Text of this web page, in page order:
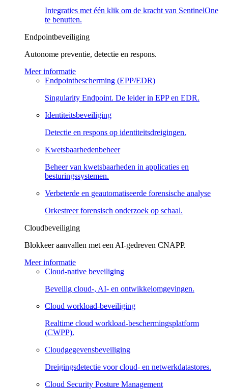
Integraties met één klik om de kracht van SentinelOne
te benutten.
Endpointbeveiliging
Autonome preventie, detectie en respons.
Meer informatie
Endpointbescherming (EPP/EDR)
Singularity Endpoint. De leider in EPP en EDR.
Identiteitsbeveiliging
Detectie en respons op identiteitsdreigingen.
Kwetsbaarhedenbeheer
Beheer van kwetsbaarheden in applicaties en
besturingssystemen.
Verbeterde en geautomatiseerde forensische analyse
Orkestreer forensisch onderzoek op schaal.
Cloudbeveiliging
Blokkeer aanvallen met een AI-gedreven CNAPP.
Meer informatie
Cloud-native beveiliging
Beveilig cloud-, AI- en ontwikkelomgevingen.
Cloud workload-beveiliging
Realtime cloud workload-beschermingsplatform
(CWPP).
Cloudgegevensbeveiliging
Dreigingsdetectie voor cloud- en netwerkdatastores.
Cloud Security Posture Management